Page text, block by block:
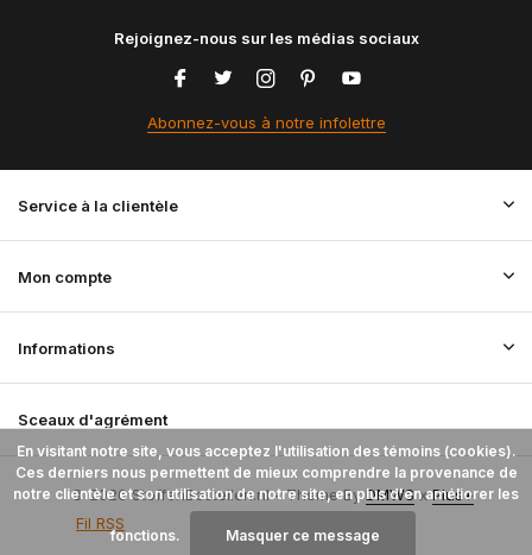
Rejoignez-nous sur les médias sociaux
Abonnez-vous à notre infolettre
Service à la clientèle
Mon compte
Informations
Sceaux d'agrément
© 2026 StoffenBestellen.nl - Theme ByDMWSxPlus+
Fil RSS
En visitant notre site, vous acceptez l'utilisation des témoins (cookies).
Ces derniers nous permettent de mieux comprendre la provenance de
notre clientèle et son utilisation de notre site, en plus d'en améliorer les
fonctions. Masquer ce message